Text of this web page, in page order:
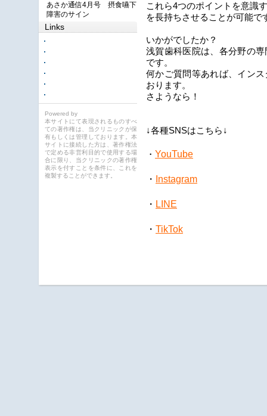
これら4つのポイントを意識
を長持ちさせることが可能で
いかがでしたか？
浅賀歯科医院は、各分野の
です。
何かご質問等あれば、イン
おります。
さようなら！
↓各種SNSはこちら↓
・ YouTube
・ Instagram
・ LINE
・ TikTok
あさか通信4月号 摂食嚥下
障害のサイン
Links
Powered by
本サイトにて表現されるものすべ
ての著作権は、当クリニックが保
有もしくは管理しております。本
サイトに接続した方は、著作権法
で定める非営利目的で使用する場
合に限り、当クリニックの著作権
表示を付すことを条件に、これを
複製することができます。